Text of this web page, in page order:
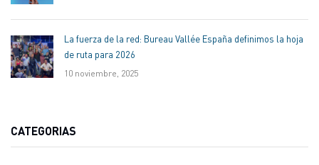
La fuerza de la red: Bureau Vallée España definimos la hoja
de ruta para 2026
10 noviembre, 2025
CATEGORIAS